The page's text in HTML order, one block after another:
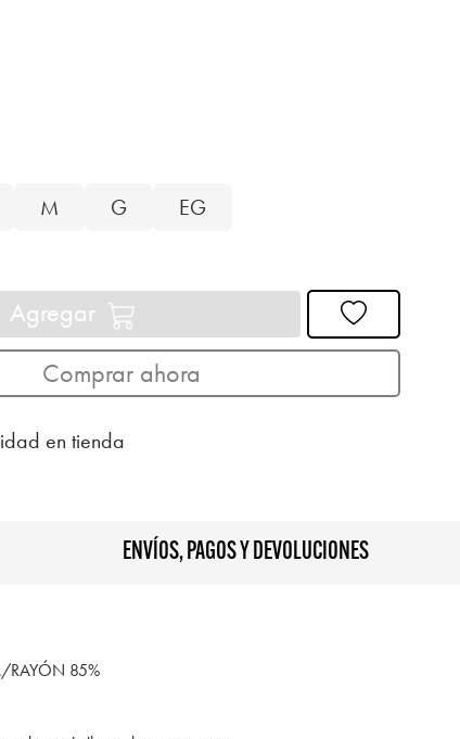
M G EG
Agregar
Comprar ahora
en tienda
ENVÍOS, PAGOS Y DEVOLUCIONES
RAYÓN 85%